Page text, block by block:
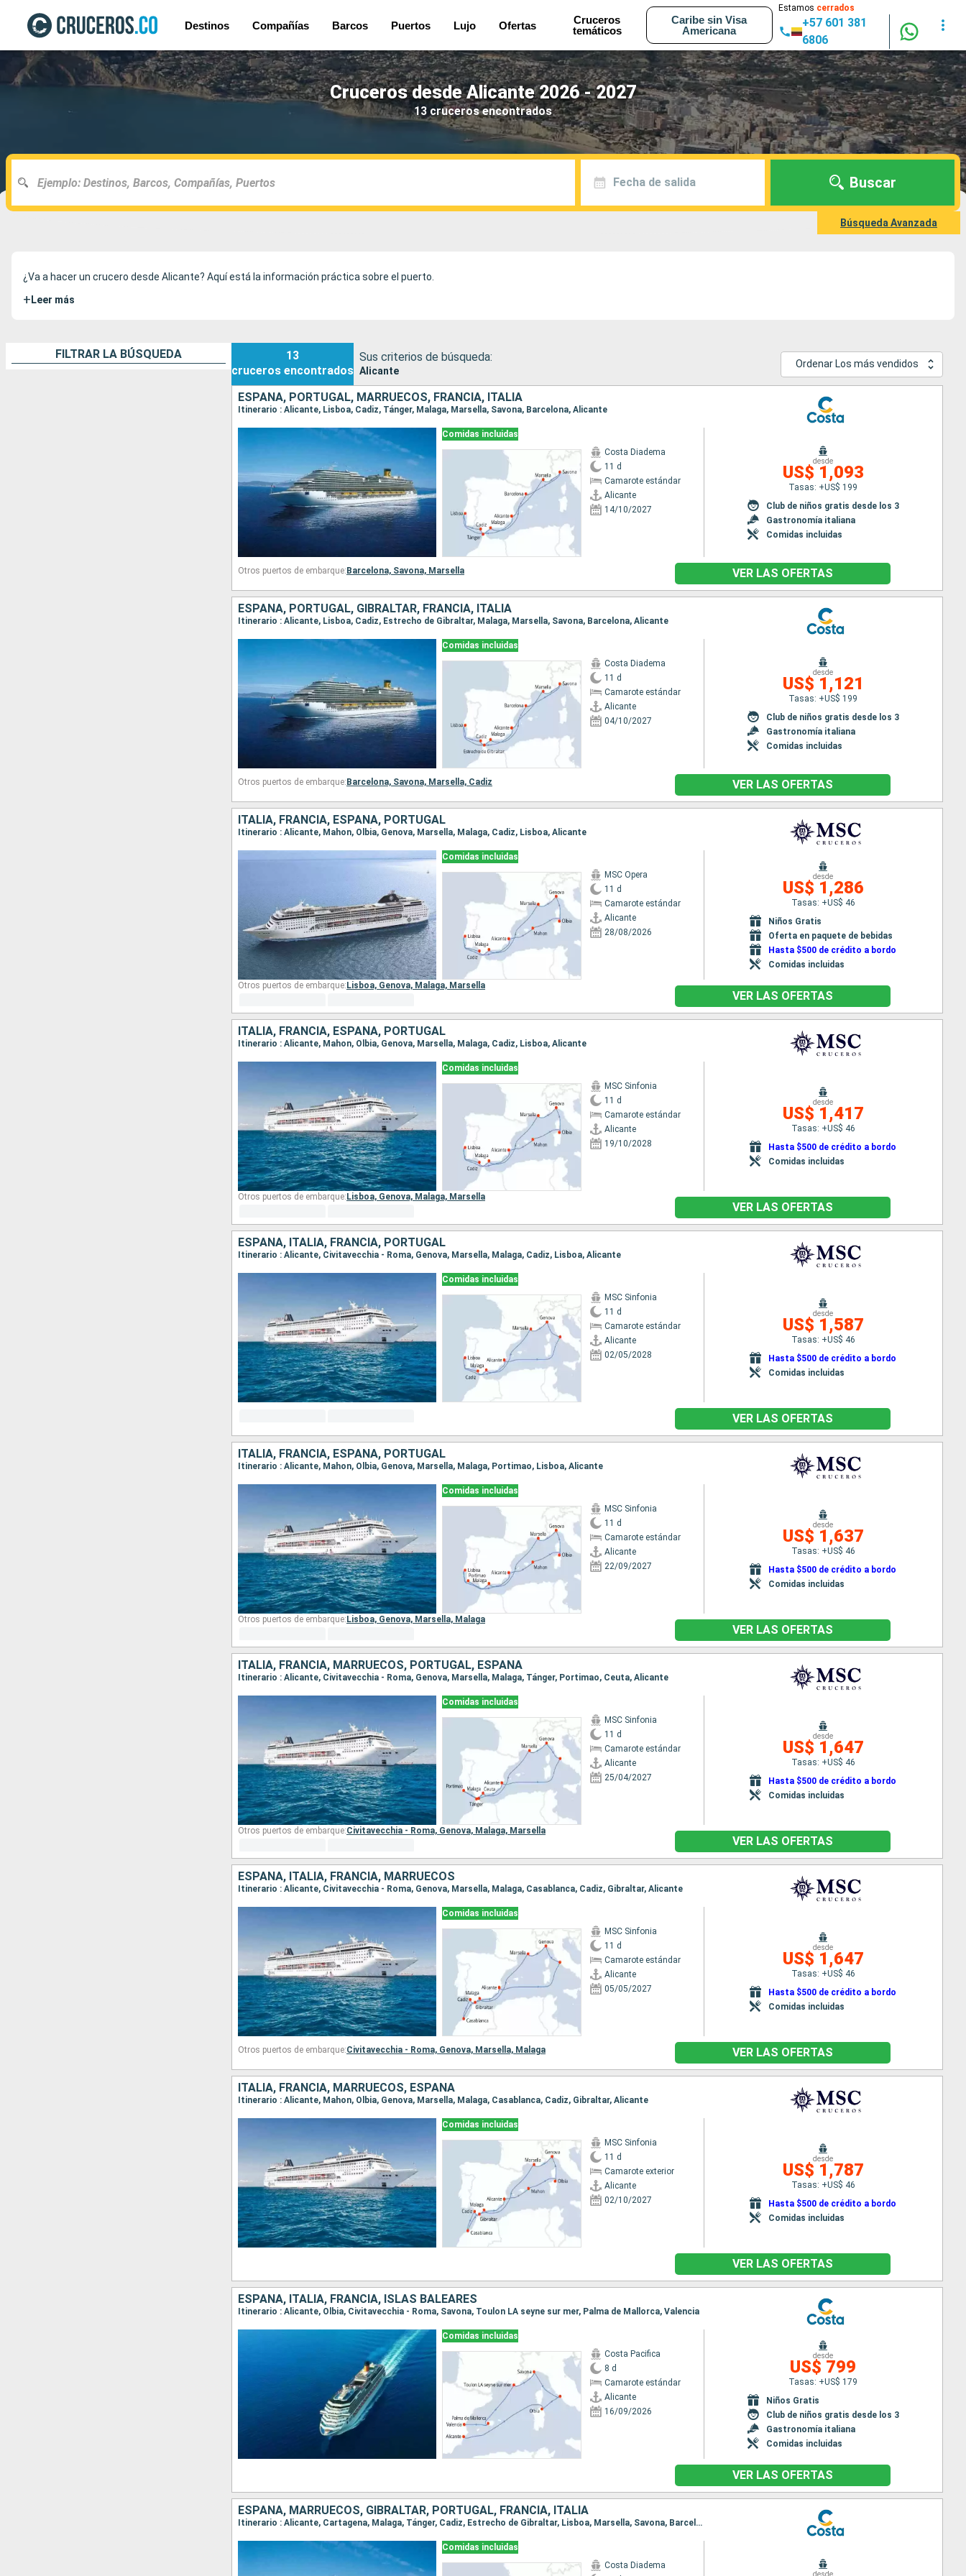
Destinos Compañías Barcos Puertos Lujo Ofertas
Cruceros
temáticos
Caribe sin Visa
Americana
Estamos cerrados
+57 601 381
6806
Cruceros desde Alicante 2026 - 2027
13 cruceros encontrados
Fecha de salida Buscar
Búsqueda Avanzada
¿Va a hacer un crucero desde Alicante? Aquí está la información práctica sobre el puerto.
+ Leer más
FILTRAR LA BÚSQUEDA
13
cruceros encontrados
Sus criterios de búsqueda:
Alicante
Ordenar Los más vendidos
ESPAÑA, PORTUGAL, MARRUECOS, FRANCIA, ITALIA
Itinerario : Alicante, Lisboa, Cadiz, Tánger, Malaga, Marsella, Savona, Barcelona, Alicante
Comidas incluidas
Costa Diadema
11 d
Camarote estándar
Alicante
14/10/2027
desde
US$ 1,093
Tasas: +US$ 199
Club de niños gratis desde los 3
Gastronomía italiana
Comidas incluidas
Otros puertos de embarque: Barcelona, Savona, Marsella VER LAS OFERTAS
ESPAÑA, PORTUGAL, GIBRALTAR, FRANCIA, ITALIA
Itinerario : Alicante, Lisboa, Cadiz, Estrecho de Gibraltar, Malaga, Marsella, Savona, Barcelona, Alicante
Comidas incluidas
Costa Diadema
11 d
Camarote estándar
Alicante
04/10/2027
desde
US$ 1,121
Tasas: +US$ 199
Club de niños gratis desde los 3
Gastronomía italiana
Comidas incluidas
Otros puertos de embarque: Barcelona, Savona, Marsella, Cadiz VER LAS OFERTAS
ITALIA, FRANCIA, ESPAÑA, PORTUGAL
Itinerario : Alicante, Mahon, Olbia, Genova, Marsella, Malaga, Cadiz, Lisboa, Alicante
Comidas incluidas
MSC Opera
11 d
Camarote estándar
Alicante
28/08/2026
desde
US$ 1,286
Tasas: +US$ 46
Niños Gratis
Oferta en paquete de bebidas
Hasta $500 de crédito a bordo
Comidas incluidas
Otros puertos de embarque: Lisboa, Genova, Malaga, Marsella
VER LAS OFERTAS
ITALIA, FRANCIA, ESPAÑA, PORTUGAL
Itinerario : Alicante, Mahon, Olbia, Genova, Marsella, Malaga, Cadiz, Lisboa, Alicante
Comidas incluidas
MSC Sinfonia
11 d
Camarote estándar
Alicante
19/10/2028
desde
US$ 1,417
Tasas: +US$ 46
Hasta $500 de crédito a bordo
Comidas incluidas
Otros puertos de embarque: Lisboa, Genova, Malaga, Marsella
VER LAS OFERTAS
ESPAÑA, ITALIA, FRANCIA, PORTUGAL
Itinerario : Alicante, Civitavecchia - Roma, Genova, Marsella, Malaga, Cadiz, Lisboa, Alicante
Comidas incluidas
MSC Sinfonia
11 d
Camarote estándar
Alicante
02/05/2028
desde
US$ 1,587
Tasas: +US$ 46
Hasta $500 de crédito a bordo
Comidas incluidas
VER LAS OFERTAS
ITALIA, FRANCIA, ESPAÑA, PORTUGAL
Itinerario : Alicante, Mahon, Olbia, Genova, Marsella, Malaga, Portimao, Lisboa, Alicante
Comidas incluidas
MSC Sinfonia
11 d
Camarote estándar
Alicante
22/09/2027
desde
US$ 1,637
Tasas: +US$ 46
Hasta $500 de crédito a bordo
Comidas incluidas
Otros puertos de embarque: Lisboa, Genova, Marsella, Malaga
VER LAS OFERTAS
ITALIA, FRANCIA, MARRUECOS, PORTUGAL, ESPAÑA
Itinerario : Alicante, Civitavecchia - Roma, Genova, Marsella, Malaga, Tánger, Portimao, Ceuta, Alicante
Comidas incluidas
MSC Sinfonia
11 d
Camarote estándar
Alicante
25/04/2027
desde
US$ 1,647
Tasas: +US$ 46
Hasta $500 de crédito a bordo
Comidas incluidas
Otros puertos de embarque:Civitavecchia - Roma, Genova, Malaga, Marsella
VER LAS OFERTAS
ESPAÑA, ITALIA, FRANCIA, MARRUECOS
Itinerario : Alicante, Civitavecchia - Roma, Genova, Marsella, Malaga, Casablanca, Cadiz, Gibraltar, Alicante
Comidas incluidas
MSC Sinfonia
11 d
Camarote estándar
Alicante
05/05/2027
desde
US$ 1,647
Tasas: +US$ 46
Hasta $500 de crédito a bordo
Comidas incluidas
Otros puertos de embarque:Civitavecchia - Roma, Genova, Marsella, Malaga VER LAS OFERTAS
ITALIA, FRANCIA, MARRUECOS, ESPAÑA
Itinerario : Alicante, Mahon, Olbia, Genova, Marsella, Malaga, Casablanca, Cadiz, Gibraltar, Alicante
Comidas incluidas
MSC Sinfonia
11 d
Camarote exterior
Alicante
02/10/2027
desde
US$ 1,787
Tasas: +US$ 46
Hasta $500 de crédito a bordo
Comidas incluidas
VER LAS OFERTAS
ESPAÑA, ITALIA, FRANCIA, ISLAS BALEARES
Itinerario : Alicante, Olbia, Civitavecchia - Roma, Savona, Toulon LA seyne sur mer, Palma de Mallorca, Valencia
Comidas incluidas
Costa Pacifica
8 d
Camarote estándar
Alicante
16/09/2026
desde
US$ 799
Tasas: +US$ 179
Niños Gratis
Club de niños gratis desde los 3
Gastronomía italiana
Comidas incluidas
VER LAS OFERTAS
ESPAÑA, MARRUECOS, GIBRALTAR, PORTUGAL, FRANCIA, ITALIA
Itinerario : Alicante, Cartagena, Malaga, Tánger, Cadiz, Estrecho de Gibraltar, Lisboa, Marsella, Savona, Barcelona
Comidas incluidas
Costa Diadema
desde